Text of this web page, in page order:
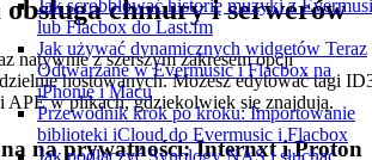
Jak scrobblować historię muzyki z
lub Flacbox do Last.fm
Jak używać dynamicznych widgetów Teraz
Odtwarzane w Evermusic i Flacbox na
iPhonie i Macu
Przewodnik krok po kroku: Importowanie
biblioteki iCloud do Evermusic i Flacbox
Jak podłączyć Synology NAS i słuchać
obsługa chmury i serwerów
natywnie z szerszym zakresem opcji
hostowanych. Możesz edytować tagi
w plikach, gdziekolwiek się znajdują.
na prywatności: Internxt i Proton